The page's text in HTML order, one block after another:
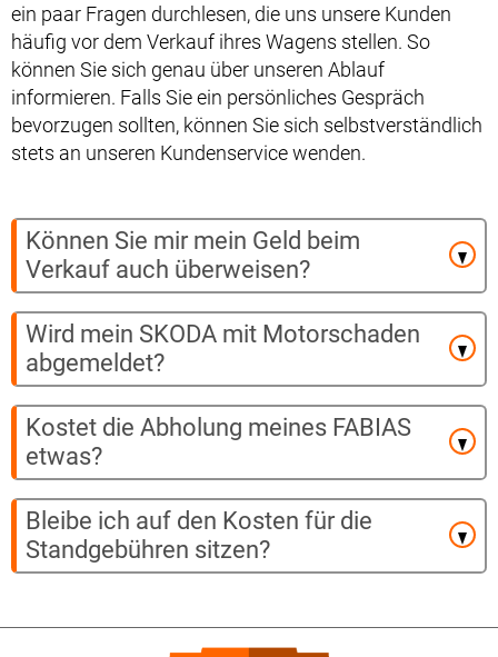
ein paar Fragen durchlesen, die uns unsere Kunden
häufig vor dem Verkauf ihres Wagens stellen. So
können Sie sich genau über unseren Ablauf
informieren. Falls Sie ein persönliches Gespräch
bevorzugen sollten, können Sie sich selbstverständlich
stets an unseren Kundenservice wenden.
Können Sie mir mein Geld beim
Verkauf auch überweisen?
Wird mein SKODA mit Motorschaden
abgemeldet?
Kostet die Abholung meines FABIAS
etwas?
Bleibe ich auf den Kosten für die
Standgebühren sitzen?